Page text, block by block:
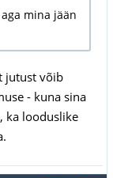
mina jään
jutust võib
- kuna sina
ka looduslike